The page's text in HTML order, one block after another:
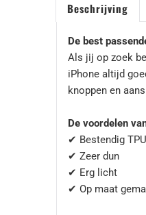
Beschrijving
De best
Als jij op zoek
iPhone altijd
knoppen en
De voordelen
✔ Bestendig
✔ Zeer dun
✔ Erg licht
✔ Op maat